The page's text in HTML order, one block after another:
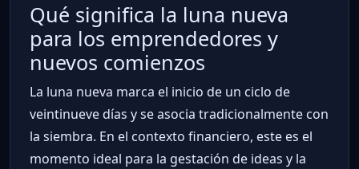
Qué significa la luna nueva
para los emprendedores y
nuevos comienzos
La luna nueva marca el inicio de un ciclo de
veintinueve días y se asocia tradicionalmente con
la siembra. En el contexto financiero, este es el
momento ideal para la gestación de ideas y la